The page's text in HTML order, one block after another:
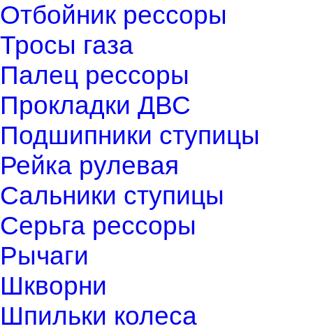
Отбойник рессоры
Тросы газа
Палец рессоры
Прокладки ДВС
Подшипники ступицы
Рейка рулевая
Сальники ступицы
Серьга рессоры
Рычаги
Шкворни
Шпильки колеса